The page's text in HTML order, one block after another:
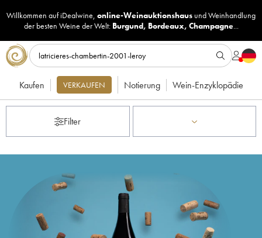
Willkommen auf iDealwine, online-Weinauktionshaus undWeinhandlung
der besten Weine der Welt: Burgund, Bordeaux, Champagne...
Kaufen VERKAUFEN Notierung Wein-Enzyklopädie
Filter